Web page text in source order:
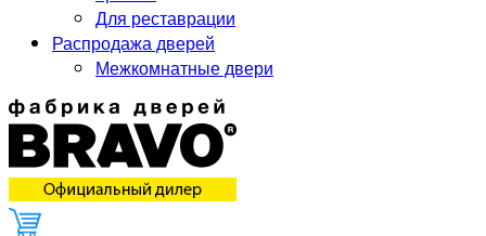
Для реставрации
Распродажа дверей
Межкомнатные двери